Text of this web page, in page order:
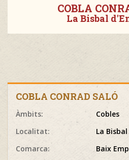
COBLA
La Bisbal
COBLA CONRAD SALÓ
Àmbits:
Cobles
Localitat:
La
Comarca:
Baix